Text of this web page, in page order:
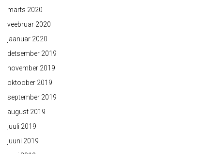
märts 2020
veebruar 2020
jaanuar 2020
detsember 2019
november 2019
oktoober 2019
september 2019
august 2019
juuli 2019
juuni 2019